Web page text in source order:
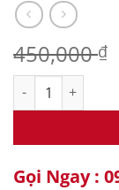
450,000₫
Rèm Cuốn
Gọi Ngay :